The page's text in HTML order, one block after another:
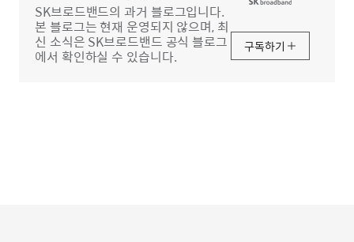
SK브로드밴드의 과거 블로그입니다.
본 블로그는 현재 운영되지 않으며, 최
신 소식은 SK브로드밴드 공식 블로그
에서 확인하실 수 있습니다.
구독하기